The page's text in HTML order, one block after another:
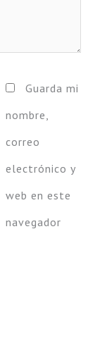
Guarda mi
nombre,
correo
electrónico y
web en este
navegador